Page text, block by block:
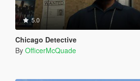
5.0
Chicago Detective
By OfficerMcQuade